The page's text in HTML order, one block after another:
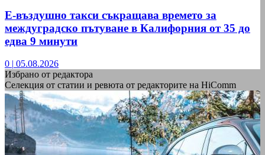
Е-въздушно такси съкращава времето за
междуградско пътуване в Калифорния от 35 до
едва 9 минути
0 | 05.08.2026
Избрано от редактора
Селекция от статии и ревюта от редакторите на HiComm